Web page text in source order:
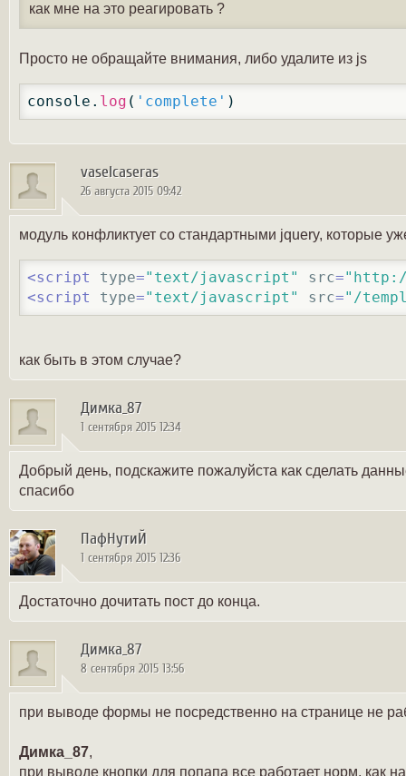
как мне на это реагировать ?
Просто не обращайте внимания, либо удалите из js
console. log ( 'complete' )
vaselcaseras
26 августа 2015 09:42
модуль конфликтует со стандартными jquery, которые
<script type="text/javascript" src=
<script type="text/javascript" src="/
как быть в этом случае?
Димка_87
1 сентября 2015 12:34
Добрый день, подскажите пожалуйста как сделать
спасибо
ПафНутиЙ
1 сентября 2015 12:36
Достаточно дочитать пост до конца.
Димка_87
8 сентября 2015 13:56
при выводе формы не посредственно на странице не
Димка_87,
при выводе кнопки для попапа все работает норм, как